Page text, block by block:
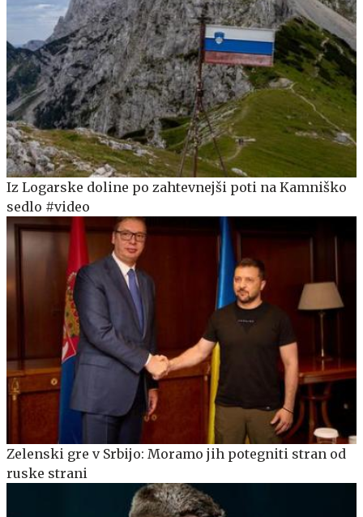
Iz Logarske doline po zahtevnejši poti na Kamniško
sedlo #video
Zelenski gre v Srbijo: Moramo jih potegniti stran od
ruske strani